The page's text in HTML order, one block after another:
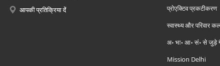
आपकी प्रतिक्रिया दें
प्रोएक्टिव प्रकटीकरण
स्वास्थ्य और परिवार
अ॰ भा॰ आ॰ सं॰ से जुड़े
Mission Delhi